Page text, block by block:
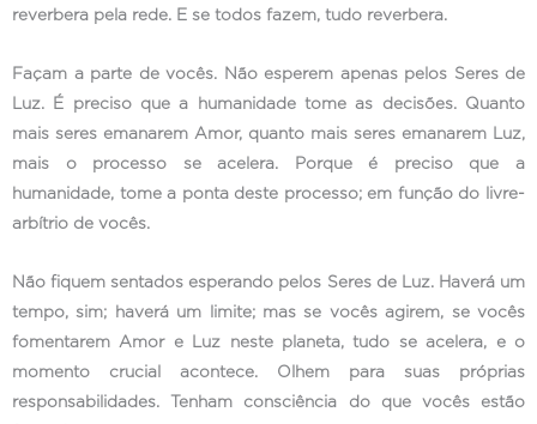
reverbera pela rede. E se todos fazem, tudo reverbera.
Façam a parte de vocês. Não esperem apenas pelos Seres de
Luz. É preciso que a humanidade tome as decisões. Quanto
mais seres emanarem Amor, quanto mais seres emanarem Luz,
mais o processo se acelera. Porque é preciso que a
humanidade, tome a ponta deste processo; em função do livre-
arbítrio de vocês.
Não fiquem sentados esperando pelos Seres de Luz. Haverá um
tempo, sim; haverá um limite; mas se vocês agirem, se vocês
fomentarem Amor e Luz neste planeta, tudo se acelera, e o
momento crucial acontece. Olhem para suas próprias
responsabilidades. Tenham consciência do que vocês estão